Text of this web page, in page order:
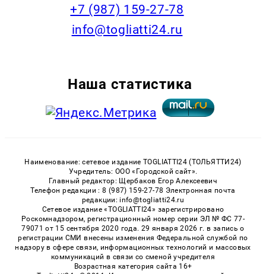
+7 (987) 159-27-78
info@togliatti24.ru
Наша статистика
Наименование: сетевое издание TOGLIATTI24 (ТОЛЬЯТТИ24)
Учредитель: ООО «Городской сайт».
Главный редактор: Щербаков Егор Алексеевич
Телефон редакции : 8 (987) 159-27-78 Электронная почта
редакции: info@togliatti24.ru
Сетевое издание «TOGLIATTI24» зарегистрировано
Роскомнадзором, регистрационный номер серии ЭЛ № ФС 77-
79071 от 15 сентября 2020 года. 29 января 2026 г. в запись о
регистрации СМИ внесены изменения Федеральной службой по
надзору в сфере связи, информационных технологий и массовых
коммуникаций в связи со сменой учредителя
Возрастная категория сайта 16+